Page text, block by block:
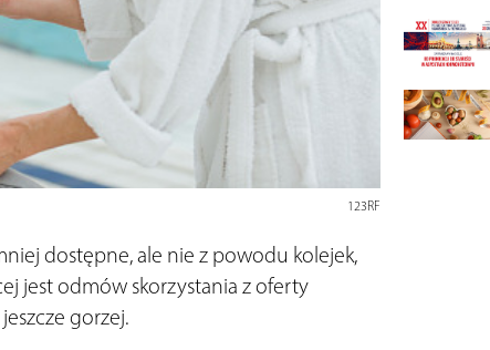
123RF
dostępne, ale nie z powodu kolejek,
jest odmów skorzystania z oferty
gorzej.